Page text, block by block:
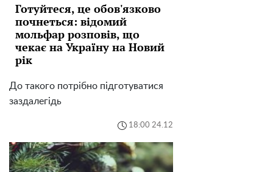
Готуйтеся, це обов'язково
почнеться: відомий
мольфар розповів, що
чекає на Україну на Новий
рік
До такого потрібно підготуватися
заздалегідь
18:00 24.12